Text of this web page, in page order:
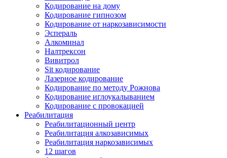
Кодирование на дому
Кодирование гипнозом
Кодирование от наркозависимости
Эспераль
Алкоминал
Налтрексон
Вивитрол
Sit кодирование
Лазерное кодирование
Кодирование по методу Рожнова
Кодирование иглоукалыванием
Кодирование с провокацией
Реабилитация
Реабилитационный центр
Реабилитация алкозависимых
Реабилитация наркозависимых
12 шагов